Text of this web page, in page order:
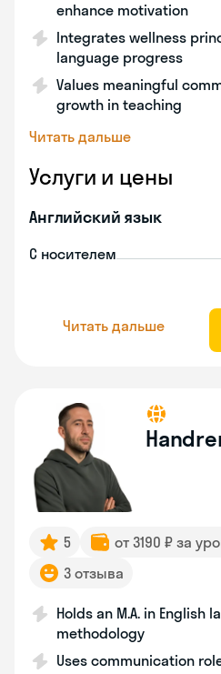
enhance motivation
Integrates wellness
language progress
Values meaningful
growth in teaching
Читать дальше
Услуги и цены
Английский язык
С носителем
Читать дальше
5 от 3190 ₽ за
3 отзыва
Holds an M.A. in English
methodology
Uses communication